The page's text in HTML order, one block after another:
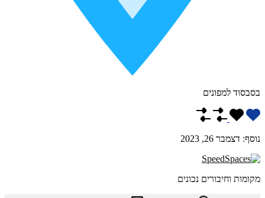
בסבסוד למפונים
נוסף: דצמבר 26, 2023
מקומות וחיבורים נכונים